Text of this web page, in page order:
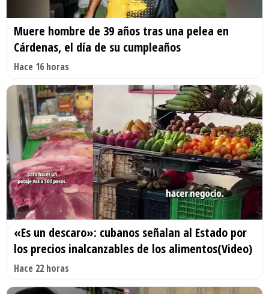
Muere hombre de 39 años tras una pelea en
Cárdenas, el día de su cumpleaños
Hace 16 horas
«Es un descaro»: cubanos señalan al Estado por
los precios inalcanzables de los alimentos(Video)
Hace 22 horas